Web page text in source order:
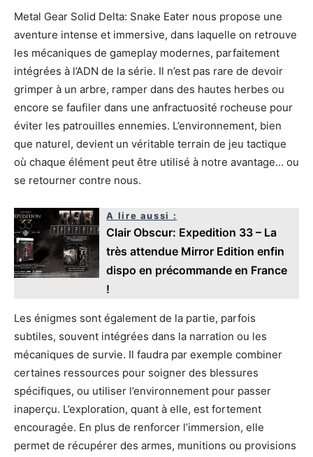
Metal Gear Solid Delta: Snake Eater nous propose une
aventure intense et immersive, dans laquelle on retrouve
les mécaniques de gameplay modernes, parfaitement
intégrées à l’ADN de la série. Il n’est pas rare de devoir
grimper à un arbre, ramper dans des hautes herbes ou
encore se faufiler dans une anfractuosité rocheuse pour
éviter les patrouilles ennemies. L’environnement, bien
que naturel, devient un véritable terrain de jeu tactique
où chaque élément peut être utilisé à notre avantage… ou
se retourner contre nous.
A lire aussi :
Clair Obscur: Expedition 33 – La
très attendue Mirror Edition enfin
dispo en précommande en France
!
Les énigmes sont également de la partie, parfois
subtiles, souvent intégrées dans la narration ou les
mécaniques de survie. Il faudra par exemple combiner
certaines ressources pour soigner des blessures
spécifiques, ou utiliser l’environnement pour passer
inaperçu. L’exploration, quant à elle, est fortement
encouragée. En plus de renforcer l’immersion, elle
permet de récupérer des armes, munitions ou provisions